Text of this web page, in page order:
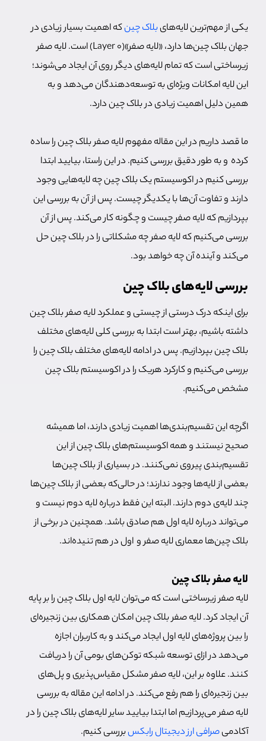
یکی از مهم‌ترین لایه‌هایبلاک چینکه اهمیت بسیار زیادی در
جهان بلاک چین‌ها دارد، «لایه صفر»(Layer 0) است. لایه صفر
زیرساختی است که تمام لایه‌های دیگر روی آن ایجاد می‌شوند؛
این لایه امکانات ویژه‌ای به توسعه‌دهندگان می‌دهد و به
همین دلیل اهمیت زیادی در بلاک چین دارد.
ما قصد داریم در این مقاله مفهوم لایه صفر بلاک چین را ساده
کرده و به طور دقیق بررسی کنیم. در این راستا، بیایید ابتدا
بررسی کنیم در اکوسیستم یک بلاک چین چه لایه‌هایی وجود
دارند و تفاوت آن‌ها با یکدیگر چیست. پس از آن به بررسی این
بپردازیم که لایه صفر چیست و چگونه کار می‌کند. پس از آن
بررسی می‌کنیم که لایه صفر چه مشکلاتی را در بلاک چین حل
می‌کند و آینده آن چه خواهد بود.
بررسی لایه‌های بلاک چین
برای اینکه درک درستی از چیستی و عملکرد لایه صفر بلاک چین
داشته باشیم، بهتر است ابتدا به بررسی کلی لایه‌های مختلف
بلاک چین بپردازیم. پس در ادامه لایه‌های مختلف بلاک چین را
بررسی می‌کنیم و کارکرد هریک را در اکوسیستم بلاک چین
مشخص می‌کنیم.
اگرچه این تقسیم‌بندی‌ها اهمیت زیادی دارند، اما همیشه
صحیح نیستند و همه اکوسیستم‌های بلاک چین از این
تقسیم‌بندی پیروی نمی‌کنند. در بسیاری از بلاک چین‌ها
بعضی از لایه‌ها وجود ندارند؛ در حالی‌که بعضی از بلاک چین‌ها
چند لایه‌ی دوم دارند. البته این فقط درباره لایه دوم نیست و
می‌تواند درباره لایه اول هم صادق باشد. همچنین در برخی از
بلاک چین‌ها معماری لایه صفر و اول در هم تنیده‌اند.
لایه صفر بلاک چین
لایه صفر زیرساختی است که می‌توان لایه اول بلاک چین را بر پایه
آن ایجاد کرد. لایه صفر بلاک چین امکان همکاری بین زنجیره‌ای
را بین پروژه‌های لایه اول ایجاد می‌کند و به کاربران اجازه
می‌دهد در ازای توسعه شبکه توکن‌های بومی آن را دریافت
کنند. علاوه بر این، لایه صفر مشکل مقیاس‌پذیری و پل‌های
بین زنجیره‌ای را هم رفع می‌کند. در ادامه این مقاله به بررسی
لایه صفر می‌پردازیم اما ابتدا بیایید سایر لایه‌های بلاک چین را در
آکادمیصرافی ارز دیجیتال رابکسبررسی کنیم.